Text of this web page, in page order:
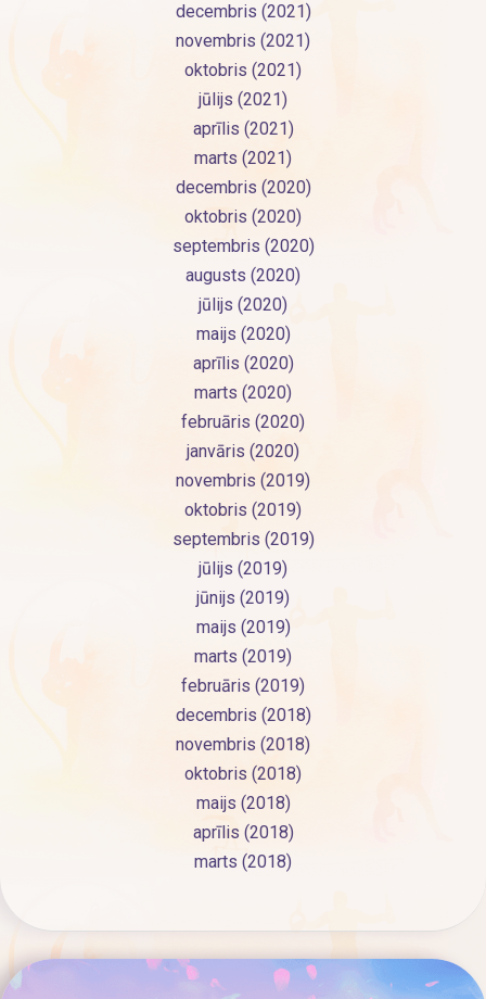
decembris (2021)
novembris (2021)
oktobris (2021)
jūlijs (2021)
aprīlis (2021)
marts (2021)
decembris (2020)
oktobris (2020)
septembris (2020)
augusts (2020)
jūlijs (2020)
maijs (2020)
aprīlis (2020)
marts (2020)
februāris (2020)
janvāris (2020)
novembris (2019)
oktobris (2019)
septembris (2019)
jūlijs (2019)
jūnijs (2019)
maijs (2019)
marts (2019)
februāris (2019)
decembris (2018)
novembris (2018)
oktobris (2018)
maijs (2018)
aprīlis (2018)
marts (2018)